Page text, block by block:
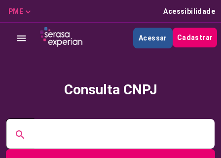
PME Acessibilidade
Acessar Cadastrar
Consulta CNPJ